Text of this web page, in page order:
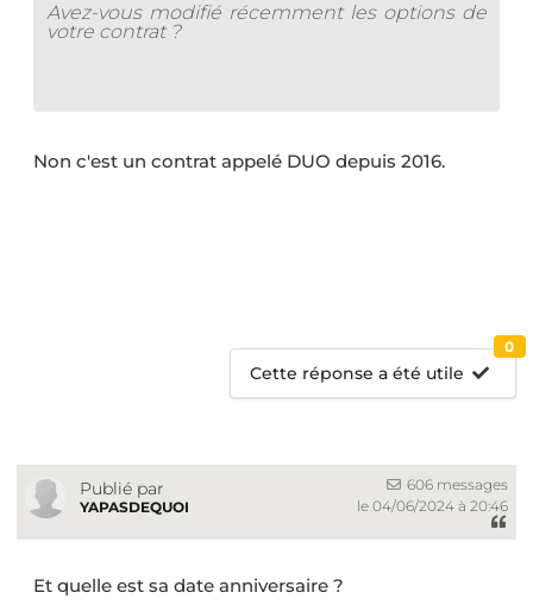
Avez-vous modifié récemment les options de
votre contrat ?
Non c'est un contrat appelé DUO depuis 2016.
Cette réponse a été utile
0
Publié par
YAPASDEQUOI
606 messages
le 04/06/2024 à 20:46
Et quelle est sa date anniversaire ?